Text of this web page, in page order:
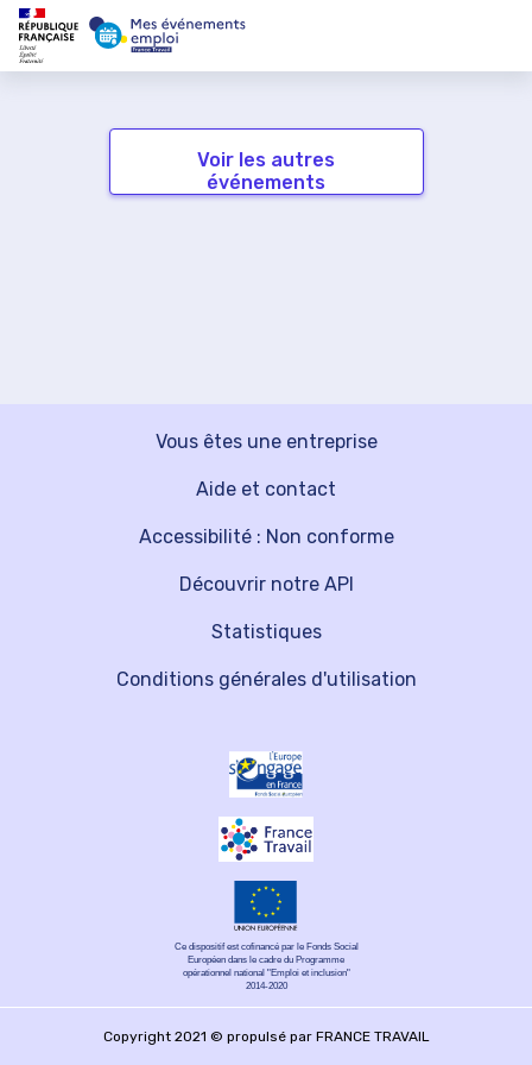
Voir les autres
événements
Vous êtes une entreprise
Découvrir notre API
Aide et contact
Statistiques
Accessibilité : Non conforme
Conditions générales d'utilisation
Ce dispositif est cofinancé par le Fonds Social
Européen dans le cadre du Programme
opérationnel national "Emploi et inclusion"
2014-2020
Copyright 2021 © propulsé par FRANCE TRAVAIL